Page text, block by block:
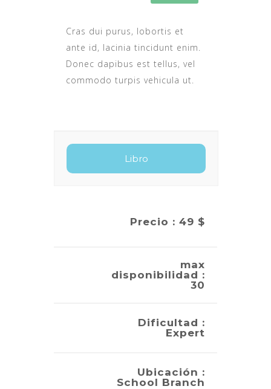
Cras dui purus, lobortis et
ante id, lacinia tincidunt enim.
Donec dapibus est tellus, vel
commodo turpis vehicula ut.
Precio : 49 $
max
disponibilidad :
30
Dificultad :
Expert
Ubicación :
School Branch